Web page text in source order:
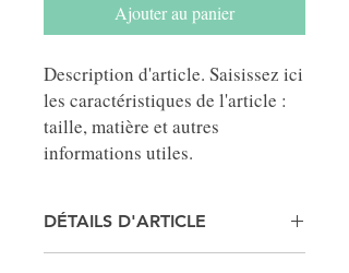
Ajouter au panier
Description d'article. Saisissez ici
les caractéristiques de l'article :
taille, matière et autres
informations utiles.
DÉTAILS D'ARTICLE